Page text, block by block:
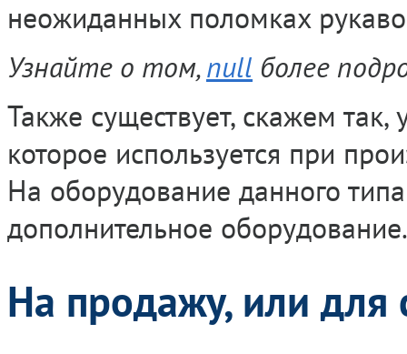
неожиданных поломках
Узнайте о том,null более
Также существует, скажем
которое используется при
На оборудование данного
дополнительное оборудование.
На продажу, или для